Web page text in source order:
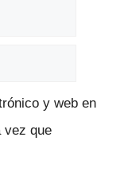
y web en
vez que